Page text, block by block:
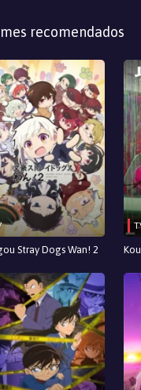
recomendados
Stray Dogs Wan! 2